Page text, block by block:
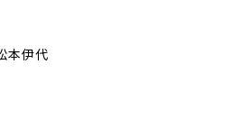
本伊代